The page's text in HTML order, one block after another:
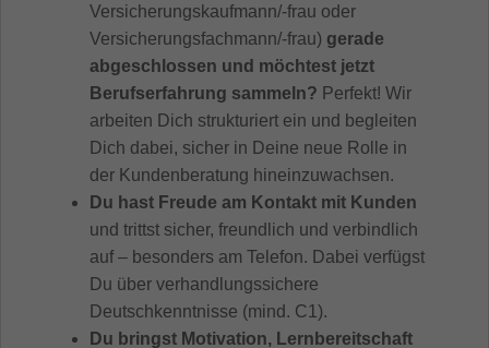
Versicherungskaufmann/-frau oder
Versicherungsfachmann/-frau) gerade
abgeschlossen und möchtest jetzt
Berufserfahrung sammeln? Perfekt! Wir
arbeiten Dich strukturiert ein und begleiten
Dich dabei, sicher in Deine neue Rolle in
der Kundenberatung hineinzuwachsen.
Du hast Freude am Kontakt mit Kunden
und trittst sicher, freundlich und verbindlich
auf – besonders am Telefon. Dabei verfügst
Du über verhandlungssichere
Deutschkenntnisse (mind. C1).
Du bringst Motivation, Lernbereitschaft